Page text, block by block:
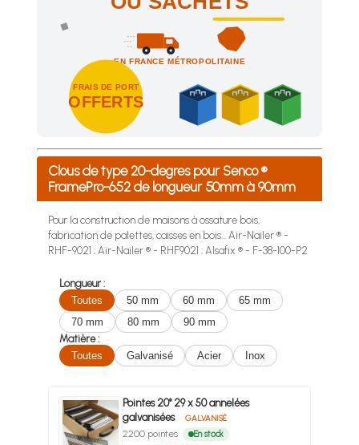
EN FRANCE MÉTROPOLITAINE
FRAIS DE PORT
OFFERTS
Achetez 4 sachets ou boîtes d'agrafes ou de pointes et
Clous de type 20-degres pour Senco ®
FramePro-652 de longueur 50mm à 90mm
Pour la construction de maisons à ossature bois,
fabrication de palettes, caisses en bois... Air-Nailer ® -
RHF-9021 ; Air-Nailer ® - RHF9021 ; Alsafix ® - F-38-100-P2
Longueur :
Toutes
50 mm 60 mm
65 mm
70 mm
80 mm
90 mm
Matière :
Toutes
Galvanisé Acier Inox
Pointes 20° 29 x 50 annelées
galvanisées
GALVANISÉ
2200 pointes En stock